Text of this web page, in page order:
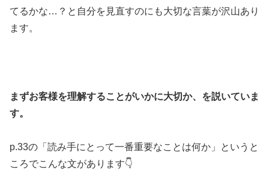
てるかな…？と自分を見直すのにも大切な言葉が沢山あり
ます。
まずお客様を理解することがいかに大切か、を説いていま
す。
p.33の「読み手にとって一番重要なことは何か」というと
ころでこんな文があります👇